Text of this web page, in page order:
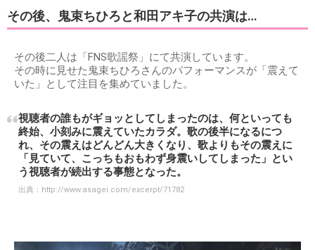
その後、鬼束ちひろと和田アキ子の共演は…
その後二人は「FNS歌謡祭」にて共演しています。
その時に見せた鬼束ちひろさんのパフォーマンスが「震えて
いた」として注目を集めていました。
視聴者の誰もがギョッとしてしまったのは、何といっても
終始、小刻みに震えていたカラダ。歌の後半になるにつ
れ、その震えはどんどん大きくなり、歌よりもその震えに
「見ていて、こっちもおもわず身震いしてしまった」とい
う視聴者が続出する事態となった。
出典： http://www.asagei.com/excerpt/71782